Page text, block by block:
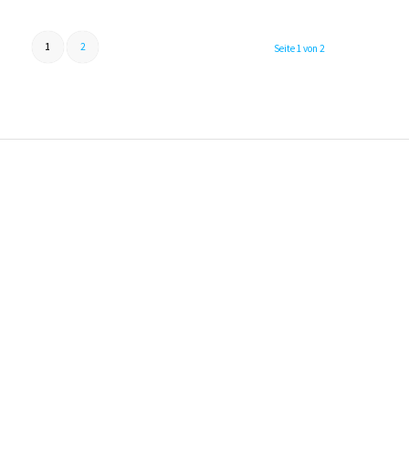
Seite 1 von 2
1 2